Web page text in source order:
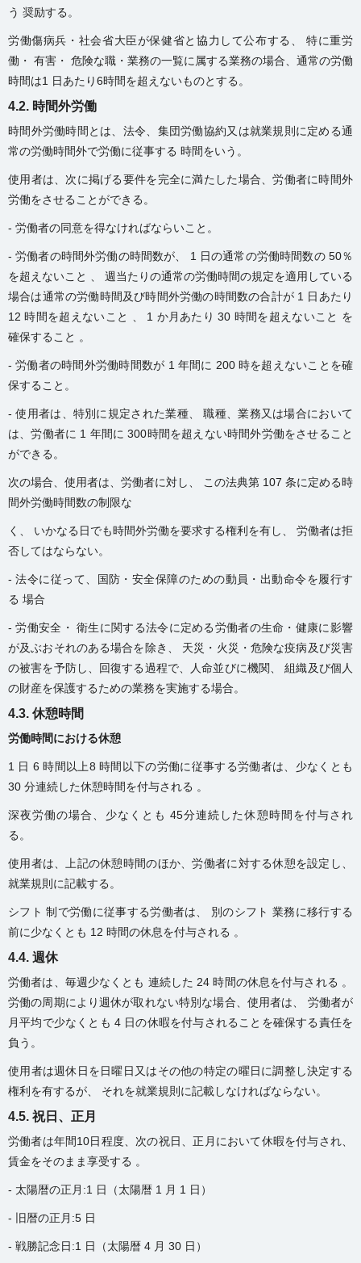
う 奨励する。
労働傷病兵・社会省大臣が保健省と協力して公布する、 特に重労
働・ 有害・ 危険な職・業務の一覧に属する業務の場合、通常の労働
時間は1 日あたり6時間を超えないものとする。
4.2. 時間外労働
時間外労働時間とは、法令、集団労働協約又は就業規則に定める通
常の労働時間外で労働に従事する 時間をいう。
使用者は、次に掲げる要件を完全に満たした場合、労働者に時間外
労働をさせることができる。
- 労働者の同意を得なければならいこと。
- 労働者の時間外労働の時間数が、 1 日の通常の労働時間数の 50％
を超えないこと 、 週当たりの通常の労働時間の規定を適用している
場合は通常の労働時間及び時間外労働の時間数の合計が 1 日あたり
12 時間を超えないこと 、 1 か月あたり 30 時間を超えないこと を
確保すること 。
- 労働者の時間外労働時間数が 1 年間に 200 時を超えないことを確
保すること。
- 使用者は、特別に規定された業種、 職種、業務又は場合において
は、労働者に 1 年間に 300時間を超えない時間外労働をさせること
ができる。
次の場合、使用者は、労働者に対し、 この法典第 107 条に定める時
間外労働時間数の制限な
く、 いかなる日でも時間外労働を要求する権利を有し、 労働者は拒
否してはならない。
- 法令に従って、国防・安全保障のための動員・出動命令を履行す
る 場合
- 労働安全・ 衛生に関する法令に定める労働者の生命・健康に影響
が及ぶおそれのある場合を除き、 天災・火災・危険な疫病及び災害
の被害を予防し、回復する過程で、人命並びに機関、 組織及び個人
の財産を保護するための業務を実施する場合。
4.3. 休憩時間
労働時間における休憩
1 日 6 時間以上8 時間以下の労働に従事する労働者は、少なくとも
30 分連続した休憩時間を付与される 。
深夜労働の場合、少なくとも 45分連続した休憩時間を付与され
る。
使用者は、上記の休憩時間のほか、労働者に対する休憩を設定し、
就業規則に記載する。
シフト 制で労働に従事する労働者は、 別のシフト 業務に移行する
前に少なくとも 12 時間の休息を付与される 。
4.4. 週休
労働者は、毎週少なくとも 連続した 24 時間の休息を付与される 。
労働の周期により週休が取れない特別な場合、使用者は、 労働者が
月平均で少なくとも 4 日の休暇を付与されることを確保する責任を
負う。
使用者は週休日を日曜日又はその他の特定の曜日に調整し決定する
権利を有するが、 それを就業規則に記載しなければならない。
4.5. 祝日、正月
労働者は年間10日程度、次の祝日、正月において休暇を付与され、
賃金をそのまま享受する 。
- 太陽暦の正月:1 日（太陽暦 1 月 1 日）
- 旧暦の正月:5 日
- 戦勝記念日:1 日（太陽暦 4 月 30 日）